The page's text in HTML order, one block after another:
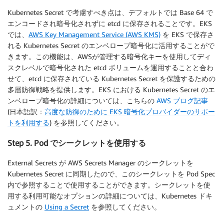
Kubernetes Secret で考慮すべき点は、デフォルトでは Base 64 で
エンコードされ暗号化されずに etcd に保存されることです。EKS
では、 AWS Key Management Service (AWS KMS) を EKS で保存さ
れる Kubernetes Secret のエンベロープ暗号化に活用することがで
きます。この機能は、AWSが管理する暗号化キーを使用してディ
スクレベルで暗号化された etcd ボリュームを運用することと合わ
せて、etcd に保存されている Kubernetes Secret を保護するための
多層防御戦略を提供します。EKS における Kubernetes Secret のエ
ンベロープ暗号化の詳細については、こちらの AWS ブログ記事
(日本語訳： 高度な防御のために EKS 暗号化プロバイダーのサポー
トを利用する) を参照してください。
Step 5. Pod でシークレットを使用する
External Secrets が AWS Secrets Manager のシークレットを
Kubernetes Secret に同期したので、このシークレットを Pod Spec
内で参照することで使用することができます。シークレットを使
用する利用可能なオプションの詳細については、Kubernetes ドキ
ュメントの Using a Secret を参照してください。